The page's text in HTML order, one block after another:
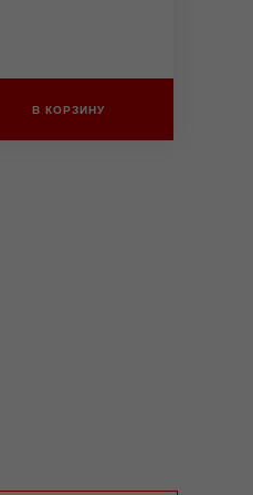
В КОРЗИНУ